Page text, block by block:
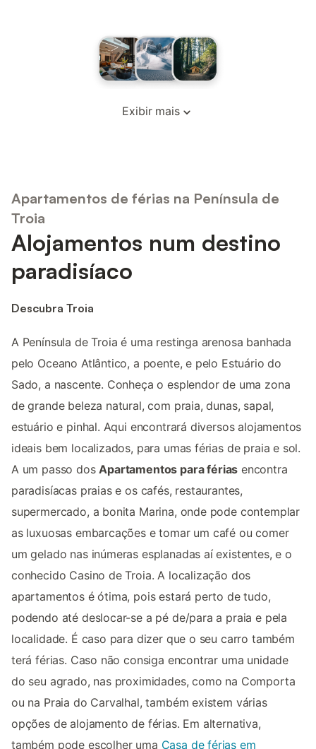
Exibir mais
Apartamentos de férias na Península de
Troia
Alojamentos num destino
paradisíaco
Descubra Troia
A Península de Troia é uma restinga arenosa banhada
pelo Oceano Atlântico, a poente, e pelo Estuário do
Sado, a nascente. Conheça o esplendor de uma zona
de grande beleza natural, com praia, dunas, sapal,
estuário e pinhal. Aqui encontrará diversos alojamentos
ideais bem localizados, para umas férias de praia e sol.
A um passo dosApartamentos para férias encontra
paradisíacas praias e os cafés, restaurantes,
supermercado, a bonita Marina, onde pode contemplar
as luxuosas embarcações e tomar um café ou comer
um gelado nas inúmeras esplanadas aí existentes, e o
conhecido Casino de Troia. A localização dos
apartamentos é ótima, pois estará perto de tudo,
podendo até deslocar-se a pé de/para a praia e pela
localidade. É caso para dizer que o seu carro também
terá férias. Caso não consiga encontrar uma unidade
do seu agrado, nas proximidades, como na Comporta
ou na Praia do Carvalhal, também existem várias
opções de alojamento de férias. Em alternativa,
também pode escolher uma Casa de férias em